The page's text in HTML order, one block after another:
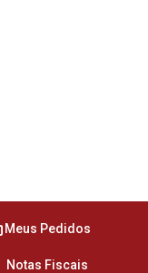
Meus Pedidos
Notas Fiscais